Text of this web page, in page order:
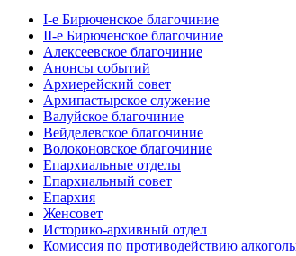
I-е Бирюченское благочиние
II-е Бирюченское благочиние
Алексеевское благочиние
Анонсы событий
Архиерейский совет
Архипастырское служение
Валуйское благочиние
Вейделевское благочиние
Волоконовское благочиние
Епархиальные отделы
Епархиальный совет
Епархия
Женсовет
Историко-архивный отдел
Комиссия по противодействию